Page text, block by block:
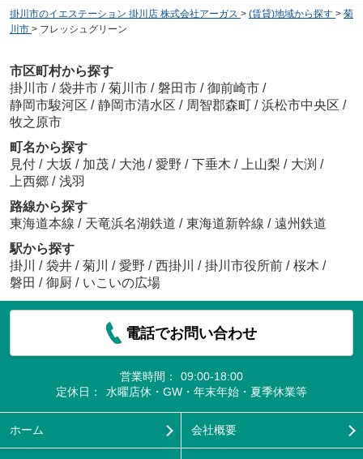
掛川市のイエステーション 掛川店 株式会社アーガス > (賃貸)地域から探す > 菊
川市 > フレッシュグリーン
市区町村から探す
掛川市 / 袋井市 / 菊川市 / 磐田市 / 御前崎市 /
静岡市駿河区 / 静岡市清水区 / 周智郡森町 / 浜松市中央区 /
牧之原市
町名から探す
見付 / 大坂 / 加茂 / 大池 / 愛野 / 下垂木 / 上山梨 / 大渕 /
上西郷 / 浅羽
路線から探す
東海道本線 / 天竜浜名湖鉄道 / 東海道新幹線 / 遠州鉄道
駅から探す
掛川
/ 袋井 / 菊川 / 愛野 / 西掛川 / 掛川市役所前 / 桜木 /
磐田 / 御厨 / いこいの広場
電話でお問い合わせ
営業時間：
09:00-18:00
定休日：
水曜店休・GW・年末年始・夏季休業等
ホーム 会社概要